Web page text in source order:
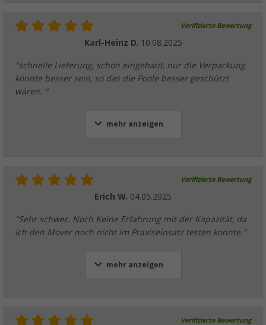
Verifizierte Bewertung
Karl-Heinz D. 10.08.2025
"schnelle Lieferung, schon eingebaut, nur die Verpackung
könnte besser sein, so das die Poole besser geschützt
wären. "
mehr anzeigen
Verifizierte Bewertung
Erich W. 04.05.2025
"Sehr schwer. Noch Keine Erfahrung mit der Kapazität, da
ich den Mover noch nicht im Praxiseinsatz testen konnte."
mehr anzeigen
Verifizierte Bewertung